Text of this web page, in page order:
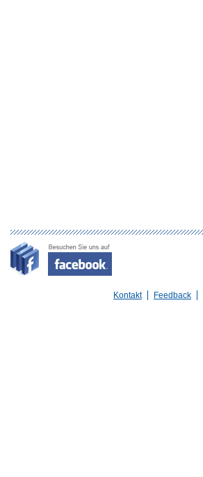
Kontakt Feedback